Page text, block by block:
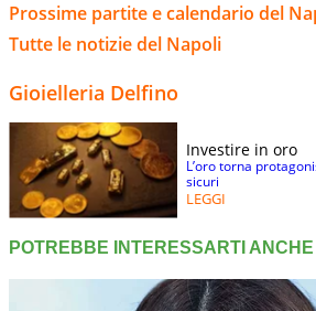
Prossime partite e calendario del
Tutte le notizie del Napoli
Gioielleria Delfino
Investire in oro
L’oro torna
sicuri
LEGGI